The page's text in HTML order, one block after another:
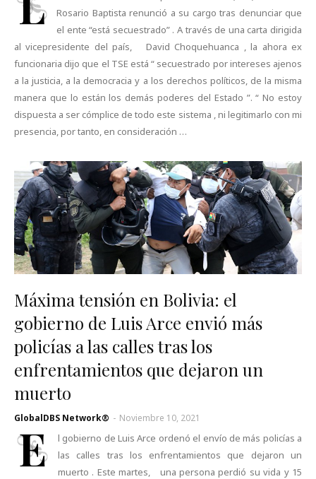
Rosario Baptista renunció a su cargo tras denunciar que
el ente “está secuestrado” . A través de una carta dirigida
al vicepresidente del país, David Choquehuanca , la ahora ex
funcionaria dijo que el TSE está “ secuestrado por intereses ajenos
a la justicia, a la democracia y a los derechos políticos, de la misma
manera que lo están los demás poderes del Estado ”. “ No estoy
dispuesta a ser cómplice de todo este sistema , ni legitimarlo con mi
presencia, por tanto, en consideración …
Máxima tensión en Bolivia: el
gobierno de Luis Arce envió más
policías a las calles tras los
enfrentamientos que dejaron un
muerto
GlobalDBS Network® - Noviembre 10, 2021
E
l gobierno de Luis Arce ordenó el envío de más policías a
las calles tras los enfrentamientos que dejaron un
muerto . Este martes, una persona perdió su vida y 15